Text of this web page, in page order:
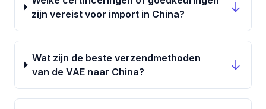
zijn vereist voor import in China?
Wat zijn de beste verzendmethoden
van de VAE naar China?